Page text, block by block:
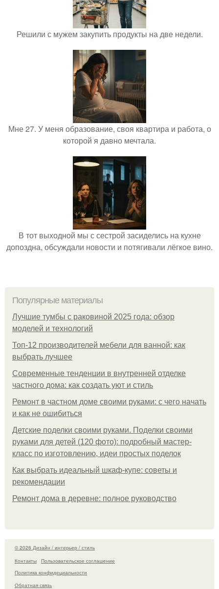
Решили с мужем закупить продукты на две недели.
Мне 27. У меня образование, своя квартира и работа, о
которой я давно мечтала.
В тот выходной мы с сестрой засиделись на кухне
допоздна, обсуждали новости и потягивали лёгкое вино.
Популярные материалы
Лучшие тумбы с раковиной 2025 года: обзор
моделей и технологий
Топ-12 производителей мебели для ванной: как
выбрать лучшее
Современные тенденции в внутренней отделке
частного дома: как создать уют и стиль
Ремонт в частном доме своими руками: с чего начать
и как не ошибиться
Детские поделки своими руками. Поделки своими
руками для детей (120 фото): подробный мастер-
класс по изготовлению, идеи простых поделок
Как выбрать идеальный шкаф-купе: советы и
рекомендации
Ремонт дома в деревне: полное руководство
© 2026 Дизайн / интерьер / стиль
Контакты
Пользовательское соглашение
Политика конфидециальности
Обратная связь